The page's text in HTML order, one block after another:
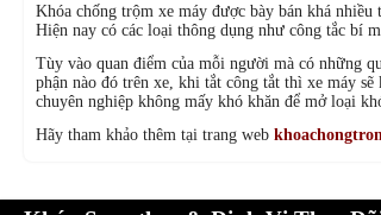
Khóa chống trộm xe máy được bày bán khá
Hiện nay có các loại thông dụng như công tắc bí
Tùy vào quan điểm của mỗi người mà có những
phận nào đó trên xe, khi tắt công tắt thì xe máy
chuyên nghiệp không mấy khó khăn để mở loại
Hãy tham khảo thêm tại trang web